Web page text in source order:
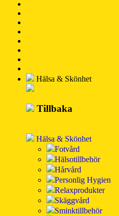
Hälsa & Skönhet
Tillbaka
Hälsa & Skönhet
Fotvård
Hälsotillbehör
Hårvård
Personlig Hygien
Relaxprodukter
Skäggvård
Sminktillbehör